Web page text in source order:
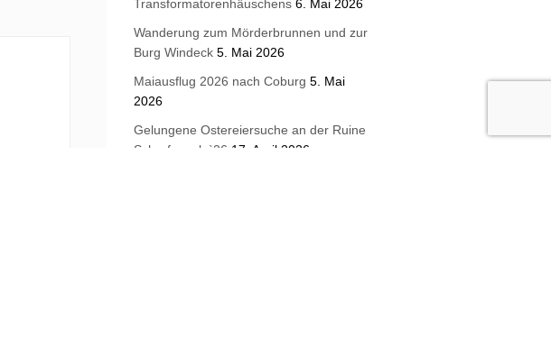
Transformatorenhäuschens 6. Mai 2026
Wanderung zum Mörderbrunnen und zur
Burg Windeck 5. Mai 2026
Maiausflug 2026 nach Coburg 5. Mai
2026
Gelungene Ostereiersuche an der Ruine
Scharfeneck `26 17. April 2026